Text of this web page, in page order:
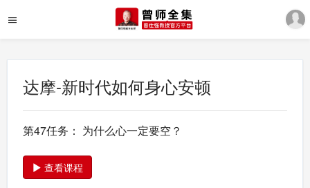
达摩-新时代如何身心安顿
第47任务： 为什么心一定要空？
查看课程